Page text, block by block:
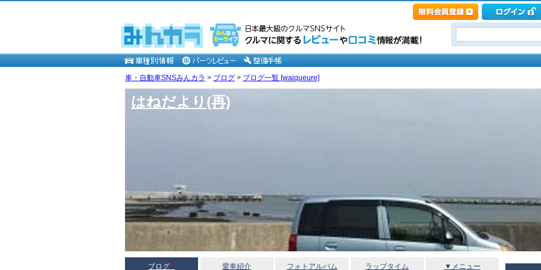
車・自動車SNSみんカラ > ブログ > ブログ一覧 [waiqueure]
はねだより(再)
ブログ * 愛車紹介 フォトアルバム ラップタイム ▼メニュー